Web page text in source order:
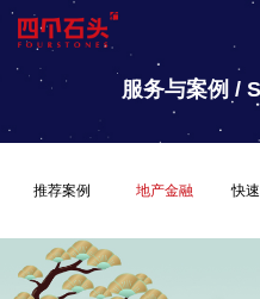
服务与案例 /
推荐案例
工业制造 地产金融 快